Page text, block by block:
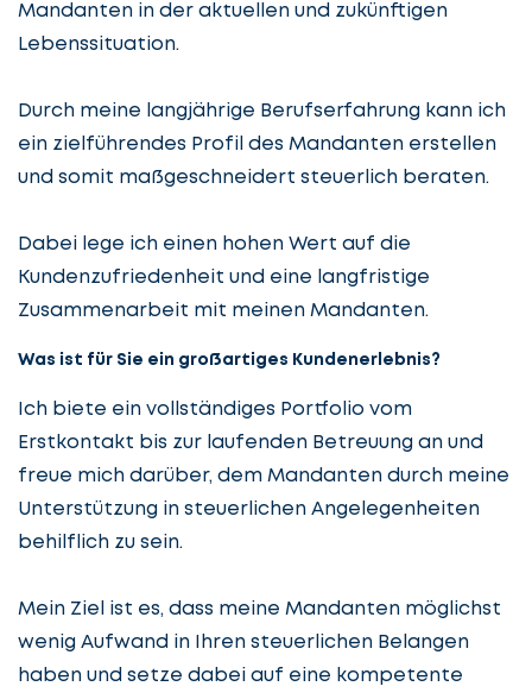
Mandanten in der aktuellen und zukünftigen
Lebenssituation.
Durch meine langjährige Berufserfahrung kann ich
ein zielführendes Profil des Mandanten erstellen
und somit maßgeschneidert steuerlich beraten.
Dabei lege ich einen hohen Wert auf die
Kundenzufriedenheit und eine langfristige
Zusammenarbeit mit meinen Mandanten.
Was ist für Sie ein großartiges Kundenerlebnis?
Ich biete ein vollständiges Portfolio vom
Erstkontakt bis zur laufenden Betreuung an und
freue mich darüber, dem Mandanten durch meine
Unterstützung in steuerlichen Angelegenheiten
behilflich zu sein.
Mein Ziel ist es, dass meine Mandanten möglichst
wenig Aufwand in Ihren steuerlichen Belangen
haben und setze dabei auf eine kompetente